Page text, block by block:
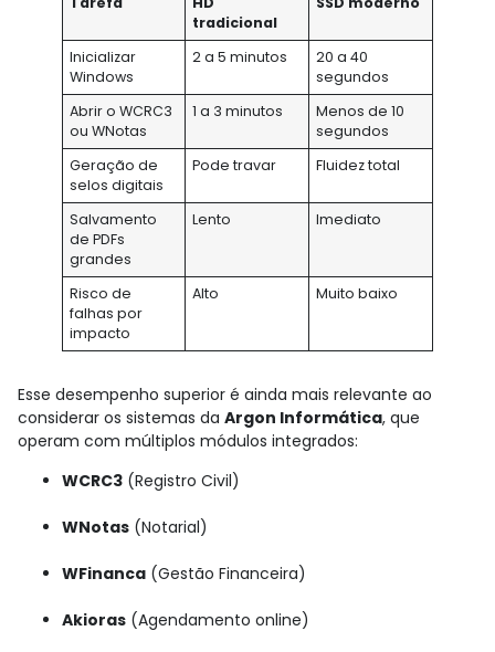
tradicional
Inicializar
Windows
2 a 5 minutos
20 a 40
segundos
Abrir o WCRC3
ou WNotas
1 a 3 minutos
Menos de 10
segundos
Geração de
selos digitais
Pode travar Fluidez total
Salvamento
de PDFs
grandes
Lento Imediato
Risco de
falhas por
impacto
Alto Muito baixo
Esse desempenho superior é ainda mais relevante ao
considerar os sistemas da Argon Informática, que
operam com múltiplos módulos integrados:
WCRC3 (Registro Civil)
WNotas (Notarial)
WFinanca (Gestão Financeira)
Akioras (Agendamento online)